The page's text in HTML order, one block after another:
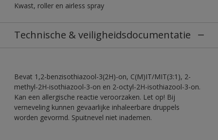
Kwast, roller en airless spray
Technische & veiligheidsdocumentatie
Bevat 1,2-benzisothiazool-3(2H)-on, C(M)IT/MIT(3:1), 2-
methyl-2H-isothiazool-3-on en 2-octyl-2H-isothiazool-3-on.
Kan een allergische reactie veroorzaken. Let op! Bij
verneveling kunnen gevaarlijke inhaleerbare druppels
worden gevormd. Spuitnevel niet inademen.